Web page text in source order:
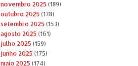
novembro 2025 (189)
outubro 2025 (178)
setembro 2025 (153)
agosto 2025 (161)
julho 2025 (159)
junho 2025 (175)
maio 2025 (174)